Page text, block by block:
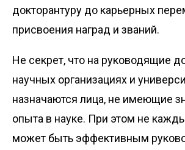
докторантуру до карьерных
присвоения наград и званий.
Не секрет, что на руководящие
научных организациях и
назначаются лица, не имеющие
опыта в науке. При этом не
может быть эффективным